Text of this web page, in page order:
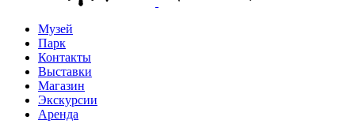
Музей
Парк
Контакты
Выставки
Магазин
Экскурсии
Аренда